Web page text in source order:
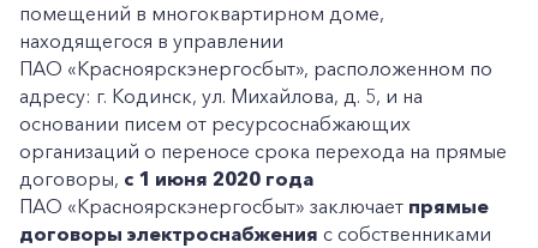
помещений в многоквартирном доме,
находящегося в управлении
ПАО «Красноярскэнергосбыт», расположенном по
адресу: г. Кодинск, ул. Михайлова, д. 5, и на
основании писем от ресурсоснабжающих
организаций о переносе срока перехода на прямые
договоры, с 1 июня 2020 года
ПАО «Красноярскэнергосбыт» заключает прямые
договоры электроснабжения с собственниками